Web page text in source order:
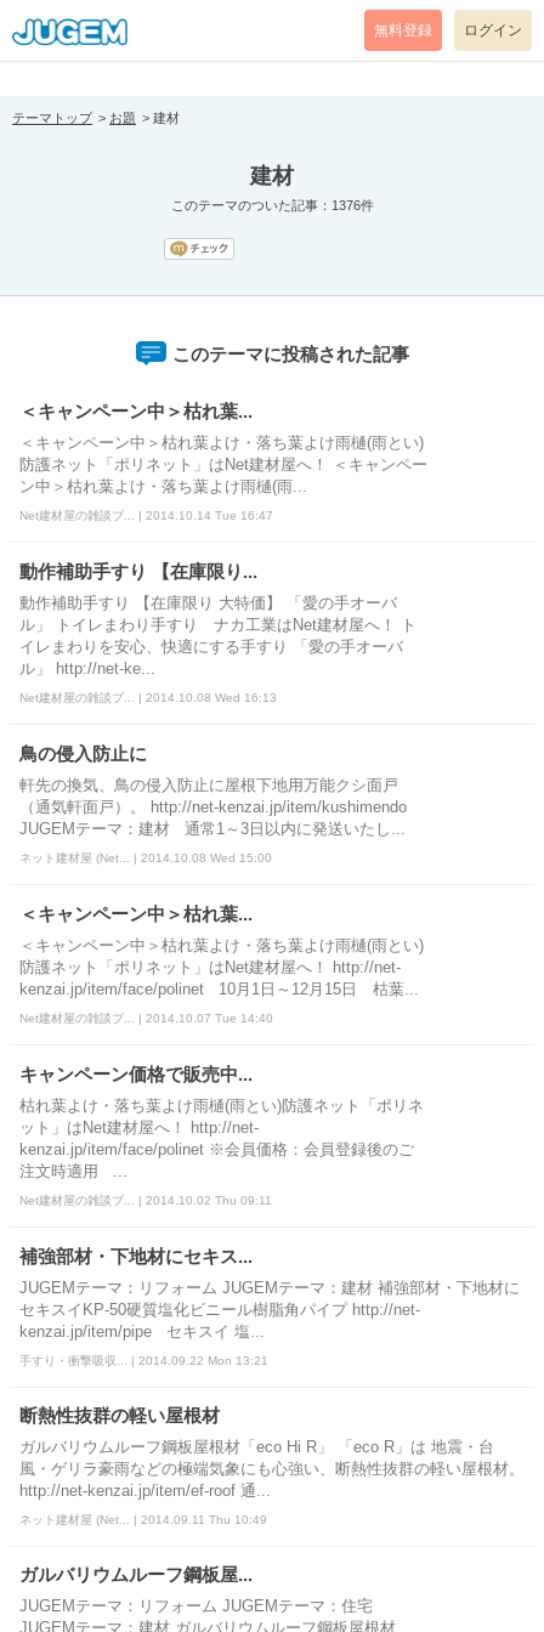
[pear_error: message="Success" code=0 mode=return level=notice
prefix="" info=""]
無料登録 ログイン
テーマトップ お題 建材
建材
このテーマのついた記事：1376件
このテーマに投稿された記事
＜キャンペーン中＞枯れ葉...
＜キャンペーン中＞枯れ葉よけ・落ち葉よけ雨樋(雨とい)
防護ネット「ポリネット」はNet建材屋へ！ ＜キャンペー
ン中＞枯れ葉よけ・落ち葉よけ雨樋(雨...
Net建材屋の雑談ブ... | 2014.10.14 Tue 16:47
動作補助手すり 【在庫限り...
動作補助手すり 【在庫限り 大特価】 「愛の手オーバ
ル」 トイレまわり手すり ナカ工業はNet建材屋へ！ ト
イレまわりを安心、快適にする手すり 「愛の手オーバ
ル」 http://net-ke...
Net建材屋の雑談ブ... | 2014.10.08 Wed 16:13
鳥の侵入防止に
軒先の換気、鳥の侵入防止に屋根下地用万能クシ面戸
（通気軒面戸）。 http://net-kenzai.jp/item/kushimendo
JUGEMテーマ：建材 通常1～3日以内に発送いたし...
ネット建材屋 (Net... | 2014.10.08 Wed 15:00
＜キャンペーン中＞枯れ葉...
＜キャンペーン中＞枯れ葉よけ・落ち葉よけ雨樋(雨とい)
防護ネット「ポリネット」はNet建材屋へ！ http://net-
kenzai.jp/item/face/polinet 10月1日～12月15日 枯葉...
Net建材屋の雑談ブ... | 2014.10.07 Tue 14:40
キャンペーン価格で販売中...
枯れ葉よけ・落ち葉よけ雨樋(雨とい)防護ネット「ポリネ
ット」はNet建材屋へ！ http://net-
kenzai.jp/item/face/polinet ※会員価格：会員登録後のご
注文時適用 ...
Net建材屋の雑談ブ... | 2014.10.02 Thu 09:11
補強部材・下地材にセキス...
JUGEMテーマ：リフォーム JUGEMテーマ：建材 補強部材・下地材に
セキスイKP-50硬質塩化ビニール樹脂角パイプ http://net-
kenzai.jp/item/pipe セキスイ 塩...
手すり・衝撃吸収... | 2014.09.22 Mon 13:21
断熱性抜群の軽い屋根材
ガルバリウムルーフ鋼板屋根材「eco Hi R」 「eco R」は 地震・台
風・ゲリラ豪雨などの極端気象にも心強い、断熱性抜群の軽い屋根材。
http://net-kenzai.jp/item/ef-roof 通...
ネット建材屋 (Net... | 2014.09.11 Thu 10:49
ガルバリウムルーフ鋼板屋...
JUGEMテーマ：リフォーム JUGEMテーマ：住宅
JUGEMテーマ：建材 ガルバリウムルーフ鋼板屋根材